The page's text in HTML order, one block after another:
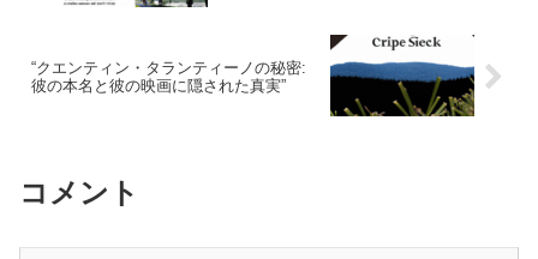
“クエンティン・タランティーノの秘密:
彼の本名と彼の映画に隠された真実”
コメント